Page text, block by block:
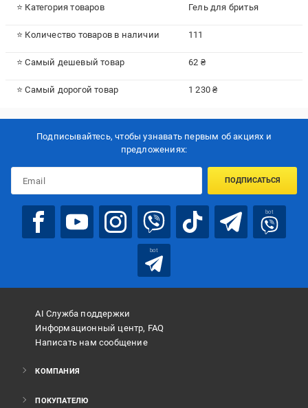
⭐ Категория товаров Гель для бритья
⭐ Количество товаров в наличии 111
⭐ Самый дешевый товар 62 ₴
⭐ Самый дорогой товар 1 230 ₴
Подписывайтесь, чтобы узнавать первым об акцияx и
предложениях:
ПОДПИСАТЬСЯ
bot
bot
AI Служба поддержки
Информационный центр, FAQ
Написать нам сообщение
КОМПАНИЯ
ПОКУПАТЕЛЮ